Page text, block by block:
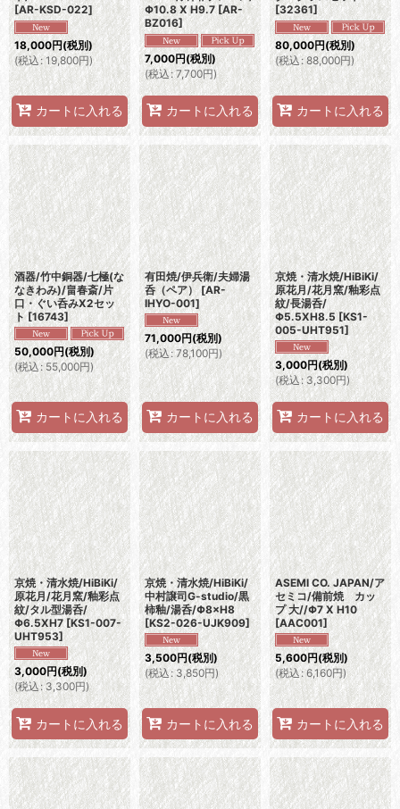
[AR-KSD-022]
18,000円(税別)
(税込: 19,800円)
カートに入れる
Φ10.8 X H9.7 [AR-
BZ016]
7,000円(税別)
(税込: 7,700円)
カートに入れる
[32361]
80,000円(税別)
(税込: 88,000円)
カートに入れる
酒器/竹中銅器/七極(な
なきわみ)/畠春斎/片
口・ぐい呑みX2セッ
ト [16743]
50,000円(税別)
(税込 : 55,000円)
カートに入れる
有田焼/伊兵衛/夫婦湯
呑（ペア） [AR-
IHYO-001]
71,000円(税別)
(税込: 78,100円)
カートに入れる
京焼・清水焼/HiBiKi/
原花月/花月窯/釉彩点
紋/長湯呑/
Φ5.5XH8.5 [KS1-
005-UHT951]
3,000円(税別)
(税込: 3,300円)
カートに入れる
京焼・清水焼/HiBiKi/
原花月/花月窯/釉彩点
紋/タル型湯呑/
Φ6.5XH7 [KS1-007-
UHT953]
3,000円(税別)
(税込 : 3,300円)
カートに入れる
京焼・清水焼/HiBiKi/
中村譲司G-studio/黒
柿釉/湯呑/Φ8×H8
[KS2-026-UJK909]
3,500円(税別)
(税込: 3,850円)
カートに入れる
ASEMI CO. JAPAN/ア
セミコ/備前焼 カッ
プ 大//Φ7 X H10
[AAC001]
5,600円(税別)
(税込: 6,160円)
カートに入れる